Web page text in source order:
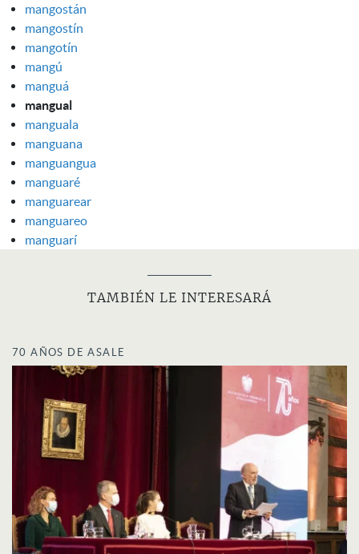
mangostán
mangostín
mangotín
mangú
manguá
mangual
manguala
manguana
manguangua
manguaré
manguarear
manguareo
manguarí
TAMBIÉN LE INTERESARÁ
70 AÑOS DE ASALE